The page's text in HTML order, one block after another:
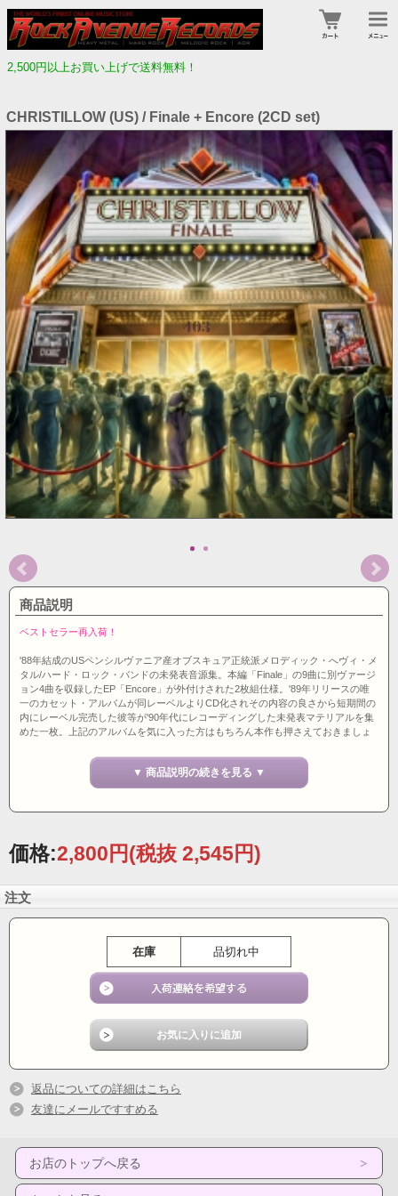
2,500円以上お買い上げで送料無料！
CHRISTILLOW (US) / Finale + Encore (2CD set)
商品説明
ベストセラー再入荷！
'88年結成のUSペンシルヴァニア産オブスキュア正統派メロディック・へヴィ・メ
タル/ハード・ロック・バンドの未発表音源集。本編「Finale」の9曲に別ヴァージ
ョン4曲を収録したEP「Encore」が外付けされた2枚組仕様。'89年リリースの唯
一のカセット・アルバムが同レーベルよりCD化されその内容の良さから短期間の
内にレーベル完売した彼等が'90年代にレコーディングした未発表マテリアルを集
めた一枚。上記のアルバムを気に入った方はもちろん本作も押さえておきましょ
▼ 商品説明の続きを見る ▼
価格:2,800円(税抜 2,545円)
注文
在庫 品切れ中
返品についての詳細はこちら
友達にメールですすめる
お店のトップへ戻る